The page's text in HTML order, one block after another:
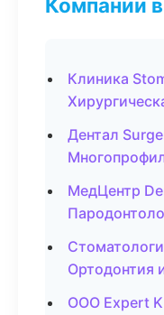
Компании
Клиника
Дентал
МедЦентр
Ортодонтия
ООО Expert